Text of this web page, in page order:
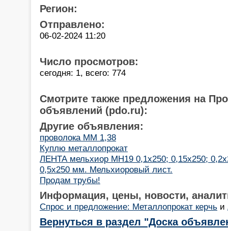
Регион:
Отправлено:
06-02-2024 11:20
Число просмотров:
сегодня: 1, всего: 774
Смотрите также предложения на
объявлений (pdo.ru):
Другие объявления:
проволока ММ 1,38
Куплю металлопрокат
ЛЕНТА мельхиор МН19 0,1х250; 0,15х250;
0,5х250 мм. Мельхиоровый лист.
Продам трубы!
Информация, цены, новости,
Спрос и предложение: Металлопрокат керчь и
Вернуться в раздел "Доска